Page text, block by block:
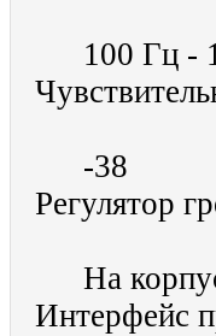
100 Гц -
-38
Регулятор
На
Интерфейс